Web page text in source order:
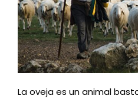
La oveja es un animal